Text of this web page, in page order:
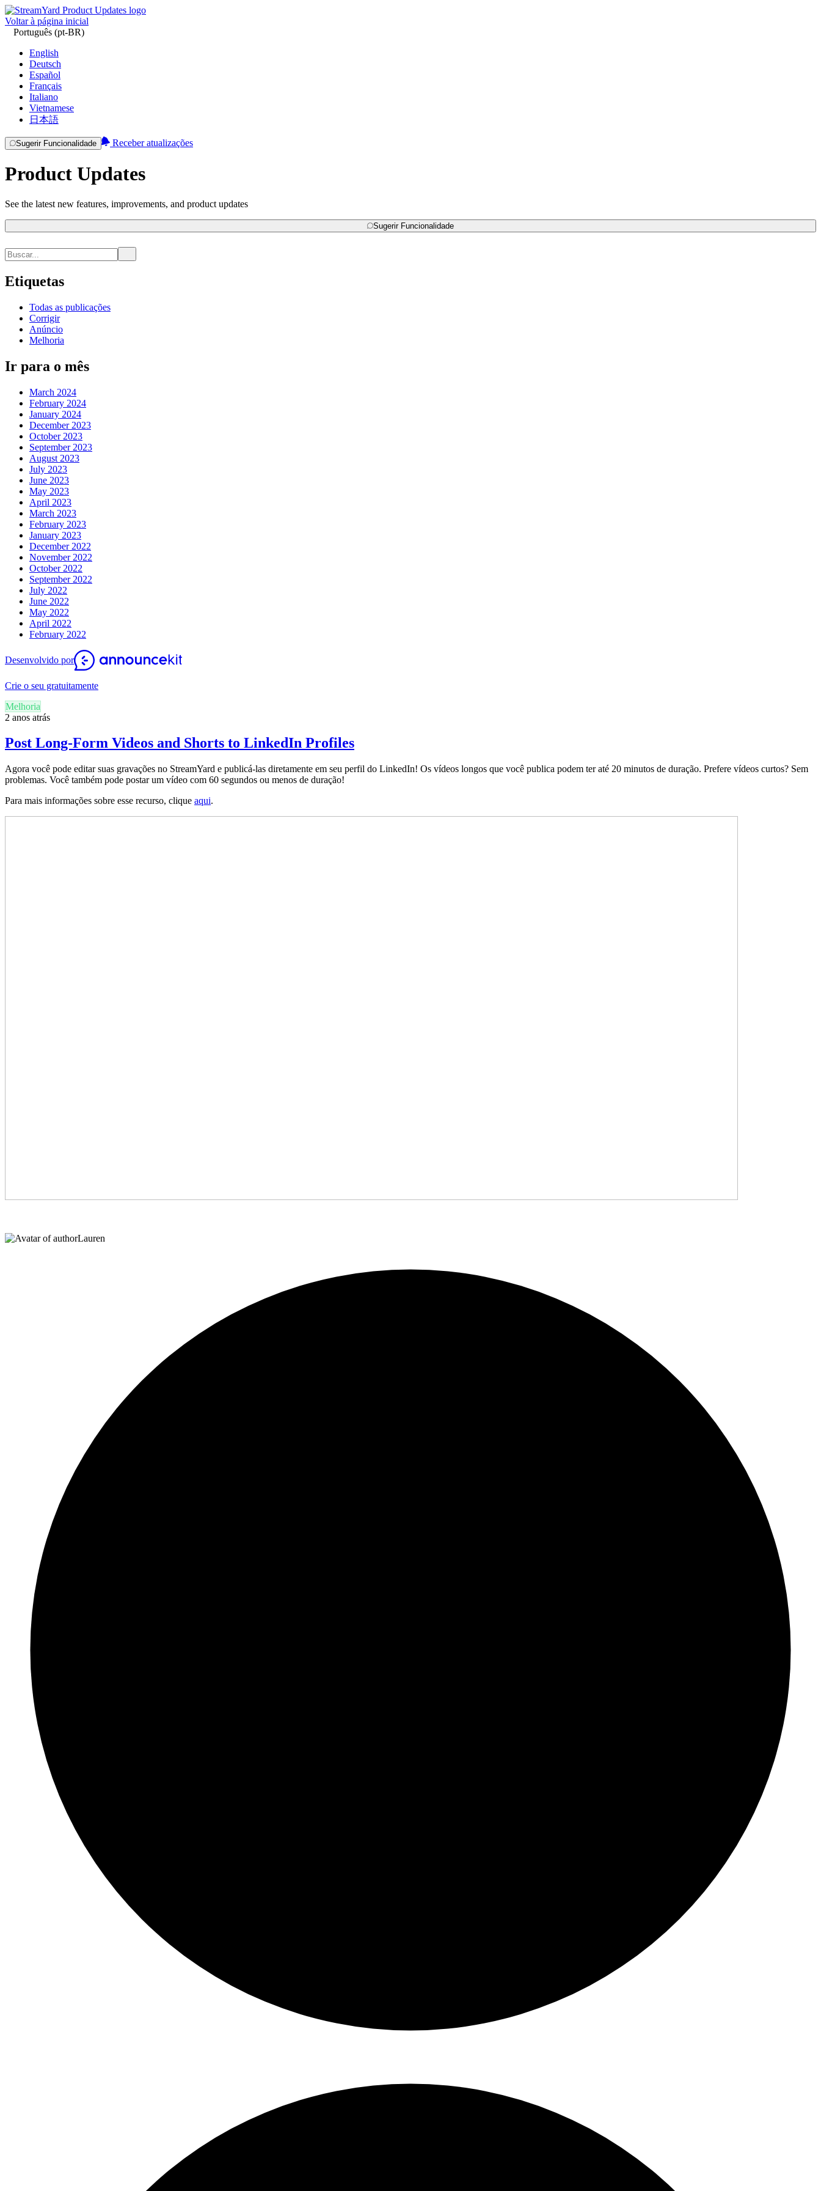
Voltar à página inicial
Português (pt-BR)
English
Deutsch
Español
Français
Italiano
Vietnamese
日本語
Sugerir Funcionalidade Receber atualizações
Product Updates
See the latest new features, improvements, and product updates
Sugerir Funcionalidade
Etiquetas
Todas as publicações
Corrigir
Anúncio
Melhoria
Ir para o mês
March 2024
February 2024
January 2024
December 2023
October 2023
September 2023
August 2023
July 2023
June 2023
May 2023
April 2023
March 2023
February 2023
January 2023
December 2022
November 2022
October 2022
September 2022
July 2022
June 2022
May 2022
April 2022
February 2022
Desenvolvido por
Crie o seu gratuitamente
Melhoria
2 anos atrás
Post Long-Form Videos and Shorts to LinkedIn Profiles
Agora você pode editar suas gravações no StreamYard e publicá-las diretamente em seu perfil do LinkedIn! Os vídeos longos que você publica podem ter até 20 minutos de duração. Prefere vídeos curtos? Sem
problemas. Você também pode postar um vídeo com 60 segundos ou menos de duração!
Para mais informações sobre esse recurso, clique aqui.
Lauren